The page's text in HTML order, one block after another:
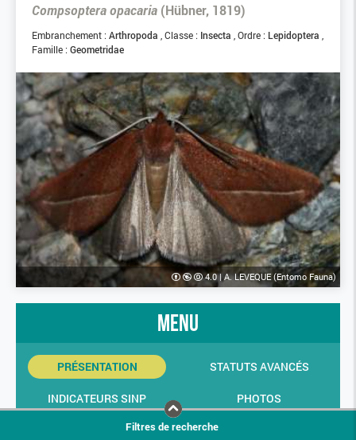
Compsoptera opacaria (Hübner, 1819)
Embranchement : Arthropoda Classe : Insecta Ordre : Lepidoptera
Famille : Geometridae
4.0| A. LEVEQUE (Entomo Fauna)
menu
PRÉSENTATION STATUTS AVANCÉS
INDICATEURS SINP
PHOTOS
Filtres de recherche